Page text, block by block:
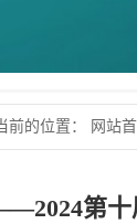
前的位置： 网站
第十